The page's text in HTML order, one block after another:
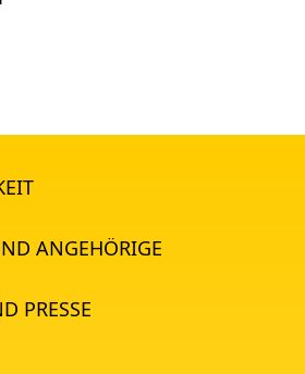
ANGEHÖRIGE
PRESSE